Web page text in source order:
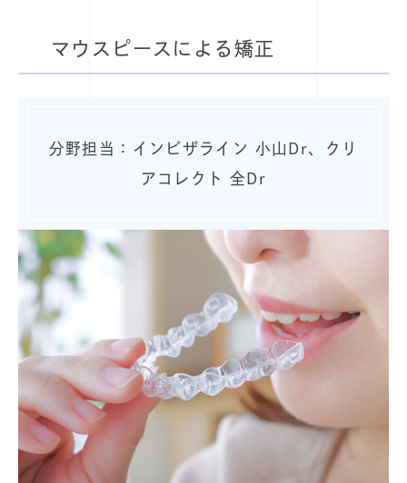
マウスピースによる矯正
分野担当：インビザライン 小山Dr、クリ
アコレクト 全Dr